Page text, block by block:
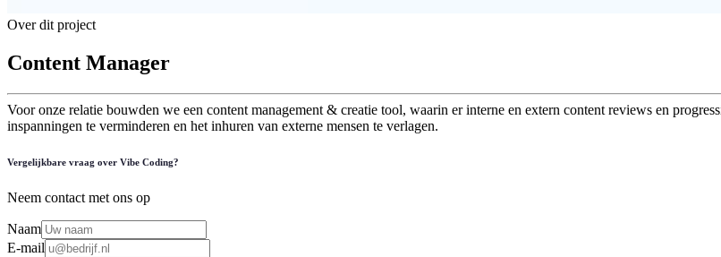
Over dit project
Content Manager
Voor onze relatie bouwden we een content management & creatie tool, waarin er interne en extern content reviews en
inspanningen te verminderen en het inhuren van externe mensen te verlagen.
Vergelijkbare vraag over Vibe Coding?
Neem contact met ons op
Naam
E-mail